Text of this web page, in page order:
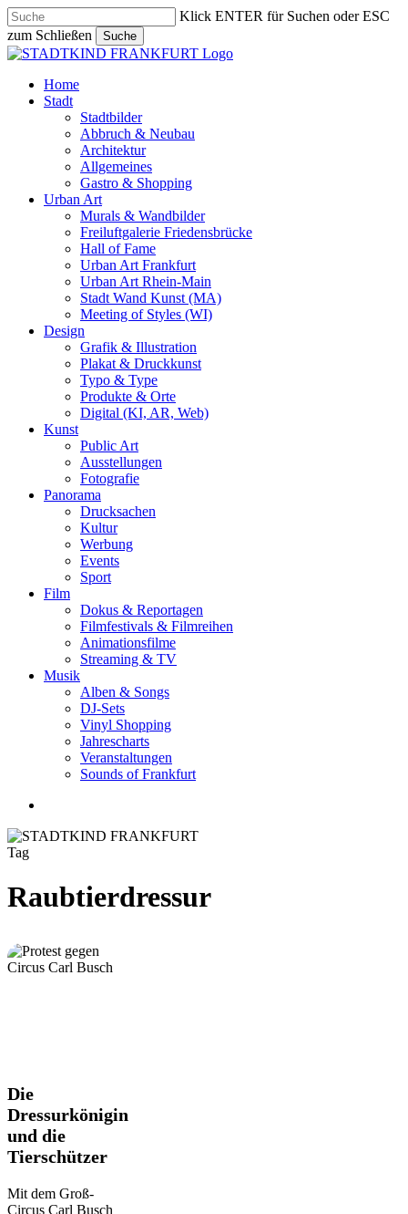
Skip
to
main
content
Klick ENTER für Suchen oder ESC
zum Schließen
Suche
Close
search
Menu
Home
Stadt
Stadtbilder
Abbruch & Neubau
Architektur
Allgemeines
Gastro & Shopping
Urban Art
Murals & Wandbilder
Freiluftgalerie Friedensbrücke
Hall of Fame
Urban Art Frankfurt
Urban Art Rhein-Main
Stadt Wand Kunst (MA)
Meeting of Styles (WI)
Design
Grafik & Illustration
Plakat & Druckkunst
Typo & Type
Produkte & Orte
Digital (KI, AR, Web)
Kunst
Public Art
Ausstellungen
Fotografie
Panorama
Drucksachen
Kultur
Werbung
Events
Sport
Film
Dokus & Reportagen
Filmfestivals & Filmreihen
Animationsfilme
Streaming & TV
Musik
Alben & Songs
DJ-Sets
Vinyl Shopping
Jahrescharts
Veranstaltungen
Sounds of Frankfurt
Tag
Raubtierdressur
Die
Dressurkönigin
und
die
Tierschützer
Die
Dressurkönigin
und die
Tierschützer
Mit dem Groß-
Circus Carl Busch